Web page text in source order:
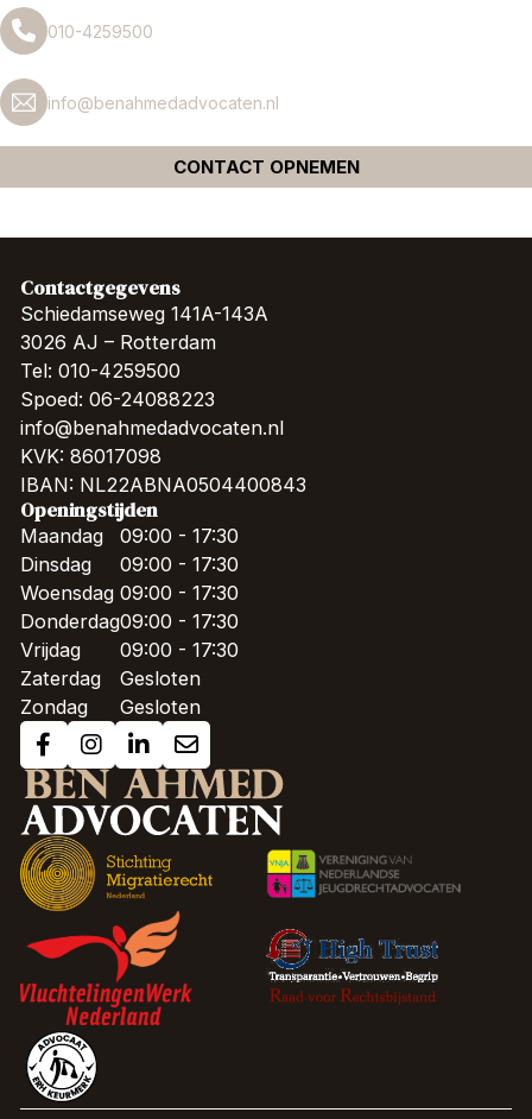
010-4259500
info@benahmedadvocaten.nl
CONTACT OPNEMEN
Contactgegevens
Schiedamseweg 141A-143A
3026 AJ – Rotterdam
Tel: 010-4259500
Spoed: 06-24088223
info@benahmedadvocaten.nl
KVK: 86017098
IBAN: NL22ABNA0504400843
Openingstijden
Maandag
Dinsdag
Woensdag
Donderdag
Vrijdag
Zaterdag
Zondag
09:00 - 17:30
09:00 - 17:30
09:00 - 17:30
09:00 - 17:30
09:00 - 17:30
Gesloten
Gesloten